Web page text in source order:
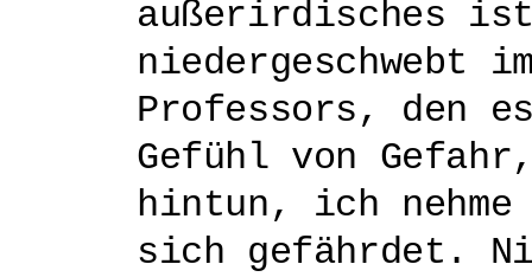
außerirdisches
niedergeschwebt
Professors, den
Gefühl von
hintun, ich
sich gefährdet.